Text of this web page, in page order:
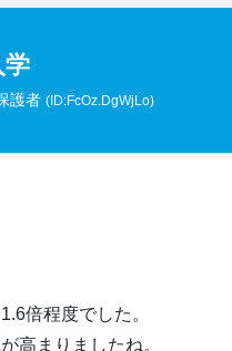
学
護者 (ID:FcOz.DgWjLo)
倍程度でした。
高まりましたね。